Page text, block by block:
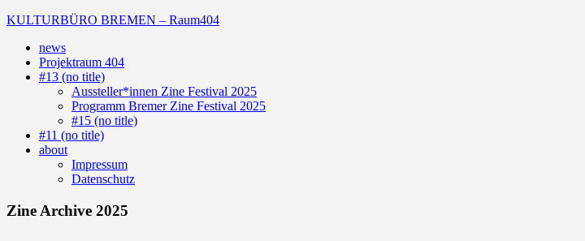
Skip
content
KULTURBÜRO BREMEN – Raum404
(Deutsch)
Galerie
news
Projektraum 404
#13 (no title)
Aussteller*innen Zine Festival 2025
Programm Bremer Zine Festival 2025
#15 (no title)
#11 (no title)
about
Impressum
Datenschutz
Zine Archive 2025